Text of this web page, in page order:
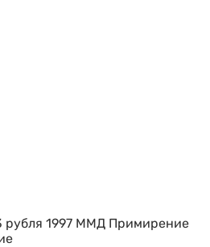
рубля 1997 ММД Примирение